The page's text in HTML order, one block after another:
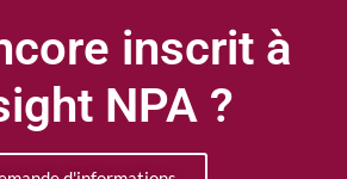
inscrit à
NPA ?